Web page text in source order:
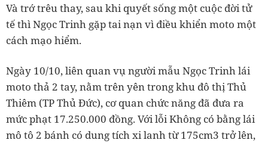
Và trớ trêu thay, sau khi quyết sống một cuộc đời tử
tế thì Ngọc Trinh gặp tai nạn vì điều khiển moto một
cách mạo hiểm.
Ngày 10/10, liên quan vụ người mẫu Ngọc Trinh lái
moto thả 2 tay, nằm trên yên trong khu đô thị Thủ
Thiêm (TP Thủ Đức), cơ quan chức năng đã đưa ra
mức phạt 17.250.000 đồng. Với lỗi Không có bằng lái
mô tô 2 bánh có dung tích xi lanh từ 175cm3 trở lên,